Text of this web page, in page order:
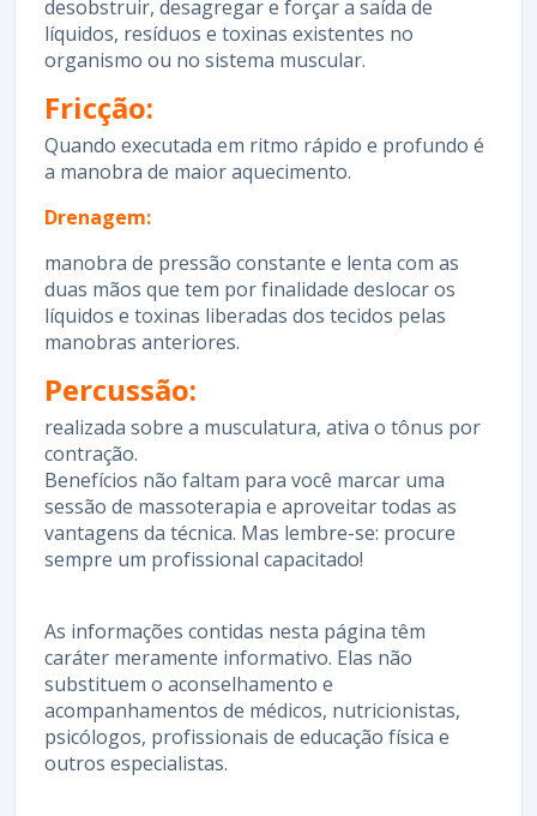
desobstruir, desagregar e forçar a saída de
líquidos, resíduos e toxinas existentes no
organismo ou no sistema muscular.
Fricção:
Quando executada em ritmo rápido e profundo é
a manobra de maior aquecimento.
Drenagem:
manobra de pressão constante e lenta com as
duas mãos que tem por finalidade deslocar os
líquidos e toxinas liberadas dos tecidos pelas
manobras anteriores.
Percussão:
realizada sobre a musculatura, ativa o tônus por
contração.
Benefícios não faltam para você marcar uma
sessão de massoterapia e aproveitar todas as
vantagens da técnica. Mas lembre-se: procure
sempre um profissional capacitado!
As informações contidas nesta página têm
caráter meramente informativo. Elas não
substituem o aconselhamento e
acompanhamentos de médicos, nutricionistas,
psicólogos, profissionais de educação física e
outros especialistas.